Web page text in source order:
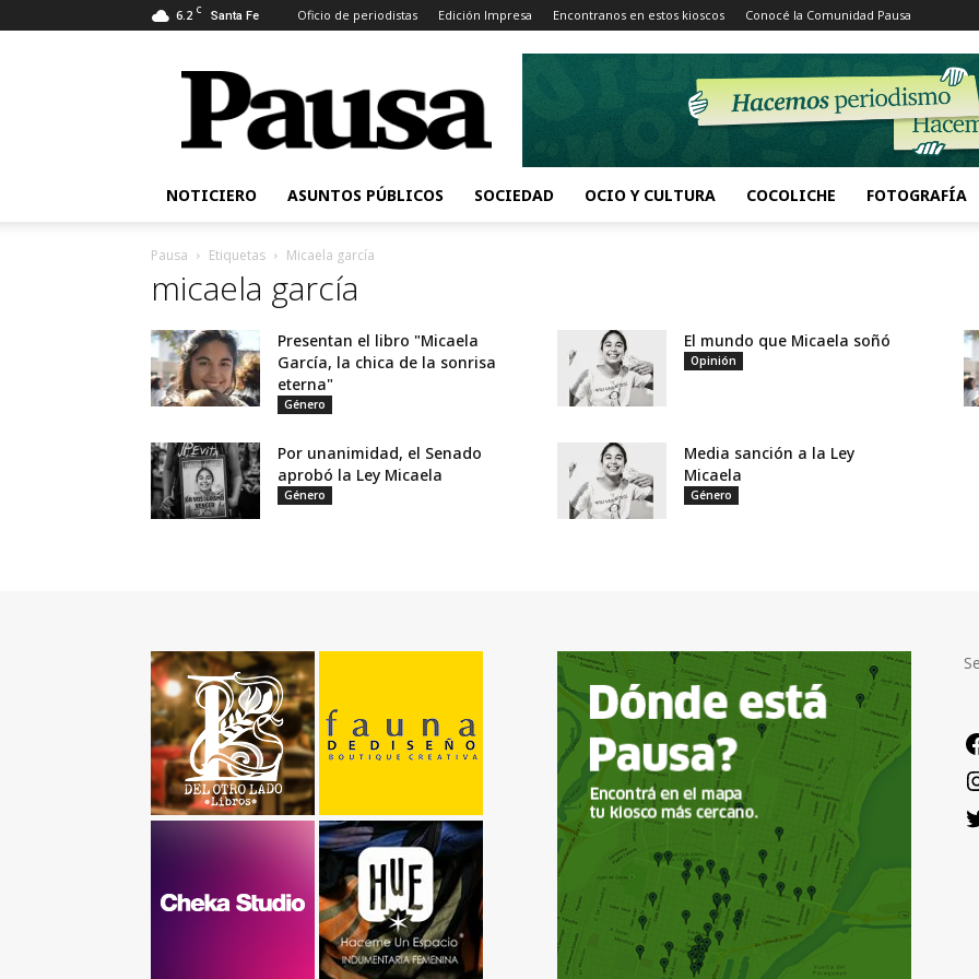
6.2 C Santa Fe Oficio de periodistas Edición Impresa Encontranos en estos kioscos Conocé la Comunidad Pausa
Pausa
NOTICIERO ASUNTOS PÚBLICOS SOCIEDAD OCIO Y CULTURA COCOLICHE FOTOGRAFÍA
Pausa Etiquetas Micaela garcía
micaela garcía
Presentan el libro "Micaela
García, la chica de la sonrisa
eterna"
Género
El mundo que Micaela soñó
Opinión
Por unanimidad, el Senado
aprobó la Ley Micaela
Género
Media sanción a la Ley
Micaela
Género